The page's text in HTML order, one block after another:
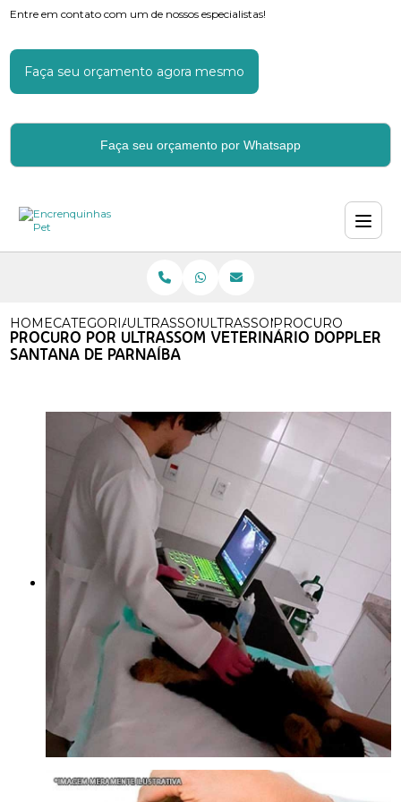
Entre em contato com um de nossos especialistas!
Faça seu orçamento agora mesmo
Faça seu orçamento por Whatsapp
HOMECATEGORIASULTRASSOM VETERINARIO
ULTRASSOM TARTARO
PROCURO POR
PROCURO POR ULTRASSOM VETERINÁRIO DOPPLER
SANTANA DE PARNAÍBA